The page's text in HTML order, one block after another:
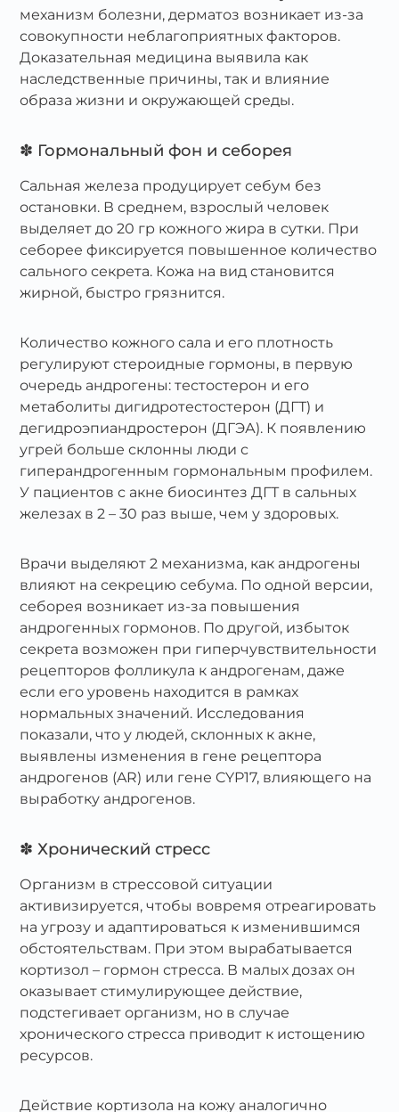
механизм болезни, дерматоз возникает из-за
совокупности неблагоприятных факторов.
Доказательная медицина выявила как
наследственные причины, так и влияние
образа жизни и окружающей среды.
✽ Гормональный фон и себорея
Сальная железа продуцирует себум без
остановки. В среднем, взрослый человек
выделяет до 20 гр кожного жира в сутки. При
себорее фиксируется повышенное количество
сального секрета. Кожа на вид становится
жирной, быстро грязнится.
Количество кожного сала и его плотность
регулируют стероидные гормоны, в первую
очередь андрогены: тестостерон и его
метаболиты дигидротестостерон (ДГТ) и
дегидроэпиандростерон (ДГЭА). К появлению
угрей больше склонны люди с
гиперандрогенным гормональным профилем.
У пациентов с акне биосинтез ДГТ в сальных
железах в 2 – 30 раз выше, чем у здоровых.
Врачи выделяют 2 механизма, как андрогены
влияют на секрецию себума. По одной версии,
себорея возникает из-за повышения
андрогенных гормонов. По другой, избыток
секрета возможен при гиперчувствительности
рецепторов фолликула к андрогенам, даже
если его уровень находится в рамках
нормальных значений. Исследования
показали, что у людей, склонных к акне,
выявлены изменения в гене рецептора
андрогенов (AR) или гене CYP17, влияющего на
выработку андрогенов.
✽ Хронический стресс
Организм в стрессовой ситуации
активизируется, чтобы вовремя отреагировать
на угрозу и адаптироваться к изменившимся
обстоятельствам. При этом вырабатывается
кортизол – гормон стресса. В малых дозах он
оказывает стимулирующее действие,
подстегивает организм, но в случае
хронического стресса приводит к истощению
ресурсов.
Действие кортизола на кожу аналогично